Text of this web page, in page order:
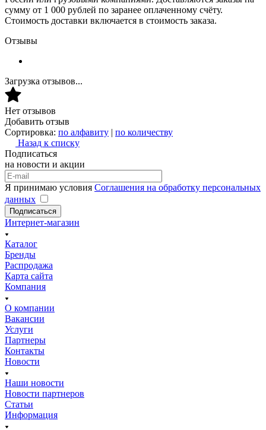
сумму от 1 000 рублей по заранее оплаченному счёту.
Стоимость доставки включается в стоимость заказа.
Отзывы
Загрузка отзывов...
Нет отзывов
Добавить отзыв
Сортировка: по алфавиту | по количеству
Назад к списку
Подписаться
на новости и акции
Я принимаю условия Соглашения на обработку персональных
данных
Подписаться
Интернет-магазин
Каталог
Бренды
Распродажа
Карта сайта
Компания
О компании
Вакансии
Услуги
Партнеры
Контакты
Новости
Наши новости
Новости партнеров
Статьи
Информация